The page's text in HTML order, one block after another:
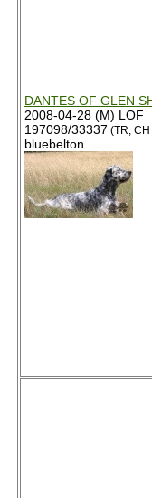
DANTES OF GLEN
2008-04-28 (M) LOF
197098/33337 (TR, CH
bluebelton